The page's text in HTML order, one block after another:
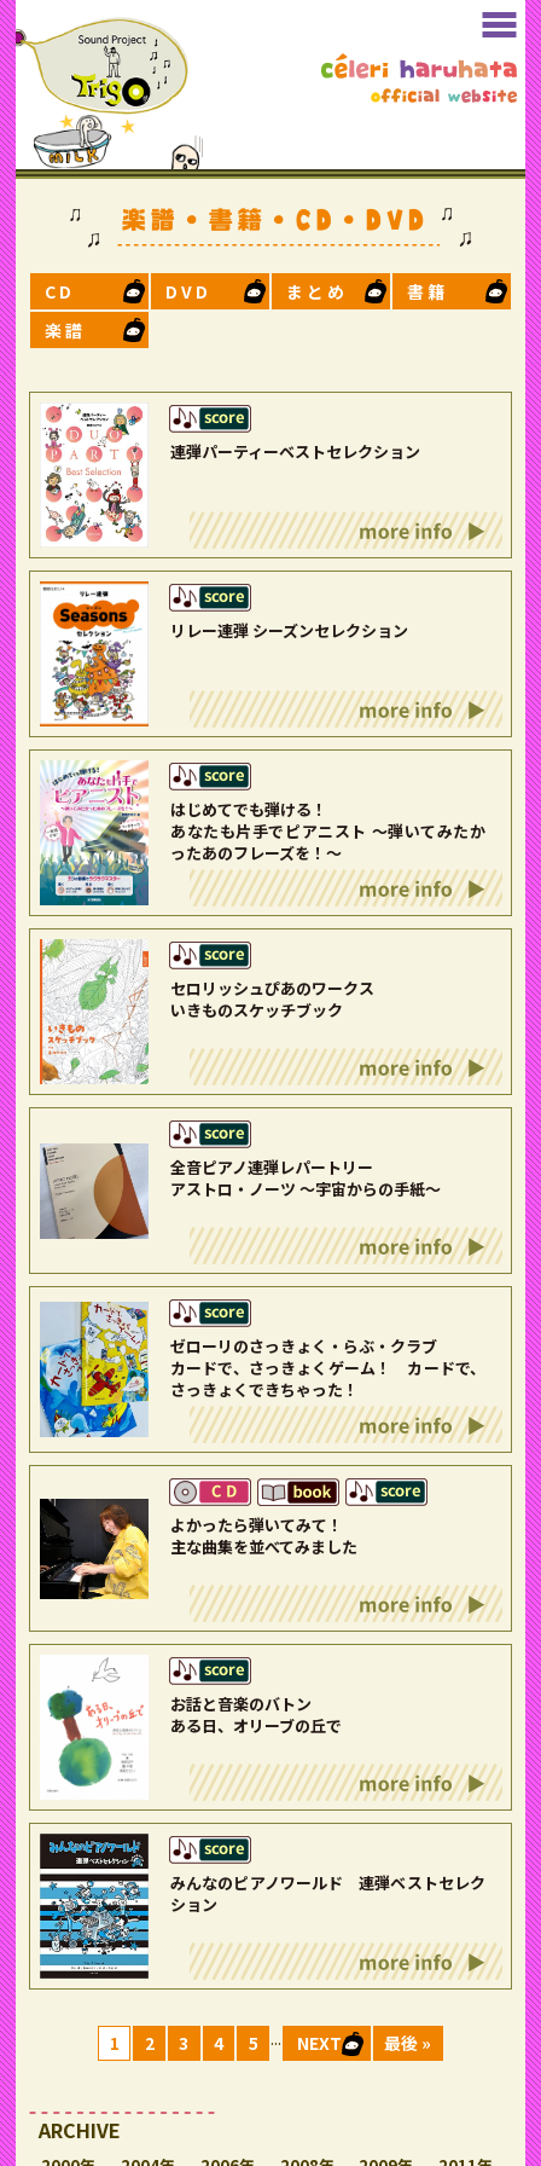
CD DVD まとめ
書籍
楽譜
連弾パーティーベストセレクション
リレー連弾 シーズンセレクション
はじめてでも弾ける！
あなたも片手でピアニスト ～弾いてみたか
ったあのフレーズを！～
セロリッシュぴあのワークス
いきものスケッチブック
全音ピアノ連弾レパートリー
アストロ・ノーツ 〜宇宙からの手紙〜
ゼローリのさっきょく・らぶ・クラブ
カードで、さっきょくゲーム！ カードで、
さっきょくできちゃった！
よかったら弾いてみて！
主な曲集を並べてみました
お話と音楽のバトン
ある日、オリーブの丘で
みんなのピアノワールド 連弾ベストセレク
ション
1 2 3 4 5 ... NEXT 最後 »
ARCHIVE